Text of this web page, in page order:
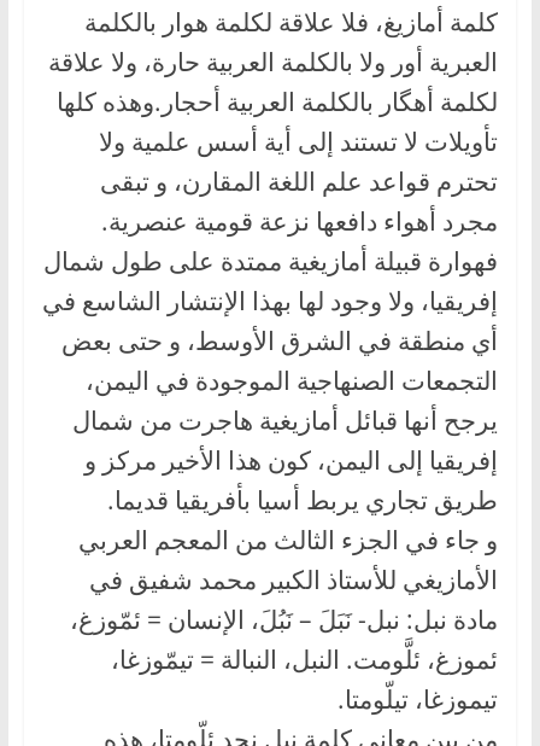
كلمة أمازيغ، فلا علاقة لكلمة هوار بالكلمة
العبرية أور ولا بالكلمة العربية حارة، ولا علاقة
لكلمة أهگار بالكلمة العربية أحجار.وهذه كلها
تأويلات لا تستند إلى أية أسس علمية ولا
تحترم قواعد علم اللغة المقارن، و تبقى
مجرد أهواء دافعها نزعة قومية عنصرية.
فهوارة قبيلة أمازيغية ممتدة على طول شمال
إفريقيا، ولا وجود لها بهذا الإنتشار الشاسع في
أي منطقة في الشرق الأوسط، و حتى بعض
التجمعات الصنهاجية الموجودة في اليمن،
يرجح أنها قبائل أمازيغية هاجرت من شمال
إفريقيا إلى اليمن، كون هذا الأخير مركز و
طريق تجاري يربط أسيا بأفريقيا قديما.
و جاء في الجزء الثالث من المعجم العربي
الأمازيغي للأستاذ الكبير محمد شفيق في
مادة نبل: نبل- نَبَلَ – نَبُلَ، الإنسان = ئمّوزغ،
ئموزغ، ئلَّومت. النبل، النبالة = تيمّوزغا،
تيموزغا، تيلّومتا.
من بين معاني كلمة نبل نجد ئلّومتا، هذه